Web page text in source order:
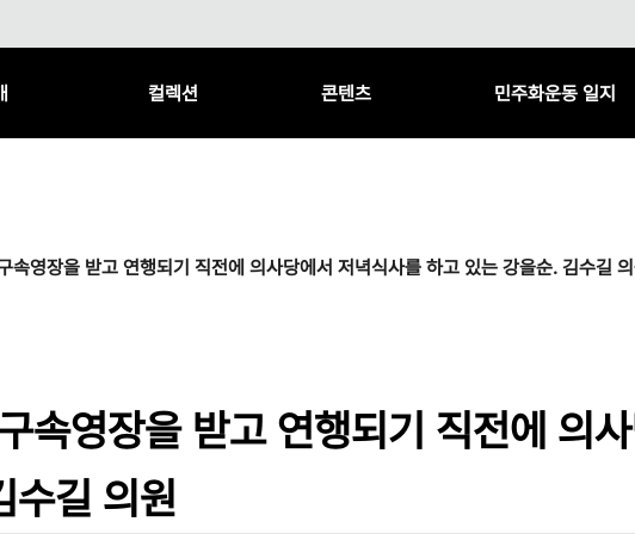
컬렉션 콘텐츠 민주화운동 일지
속영장을 받고 연행되기 직전에 의사당에서 저녁식사를 하고 있는 강을순. 김수길
속영장을 받고 연행되기 직전에 의
수길 의원